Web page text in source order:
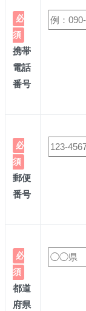
必
須
携帯
電話
番号
必
須
郵便
番号
必
須
都道
府県